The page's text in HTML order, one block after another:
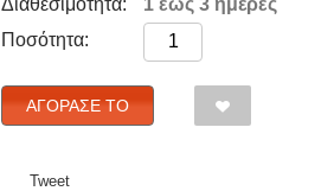
Ποσότητα:
ΑΓΌΡΑΣΈ ΤΟ
Tweet